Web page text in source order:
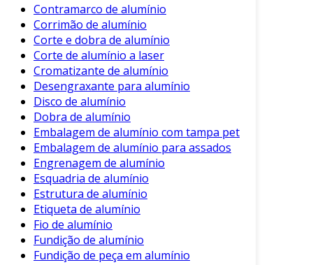
A instalação correta do isolamento em alumínio
é fundamental para sua eficácia. Algumas
etapas principais incluem:
Avaliação do Ambiente: Estudar o local
de instalação para determinar as
necessidades específicas.
Preparação da Superfície: Garantir que a
superfície a ser isolada esteja limpa e livre
de contaminantes.
Aplicação do Isolamento
conforme as especificações técnicas,
assegurando que não haja lacunas.
Verificação Final: Checar se todas as
Contramarco de alumínio
Corrimão de alumínio
Corte e dobra de alumínio
Corte de alumínio a laser
Cromatizante de alumínio
Desengraxante para alumínio
Disco de alumínio
Dobra de alumínio
Embalagem de alumínio com tampa pet
Embalagem de alumínio para assados
Engrenagem de alumínio
Esquadria de alumínio
Estrutura de alumínio
Etiqueta de alumínio
Fio de alumínio
Fundição de alumínio
Fundição de peça em alumínio